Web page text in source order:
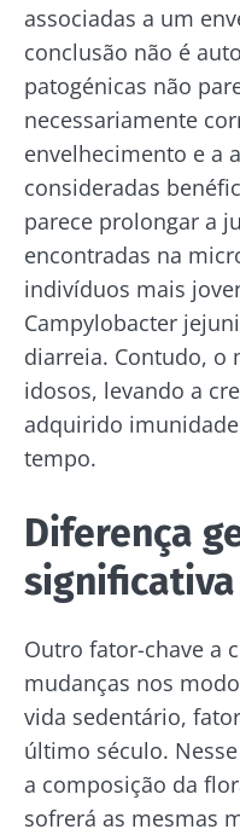
associadas a um
conclusão não é
patogénicas não
necessariamente
envelhecimento e a
consideradas
parece prolongar a
encontradas na
indivíduos mais
Campylobacter
diarreia. Contudo, o
idosos, levando a
adquirido
tempo.
Diferença
significativa
Outro fator-chave a
mudanças nos
vida sedentário,
último século.
a composição da
sofrerá as mesmas
Fique